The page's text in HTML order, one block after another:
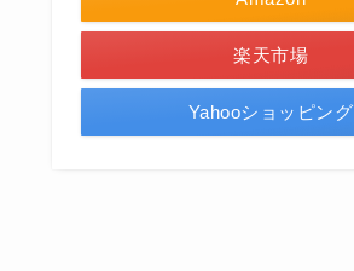
楽天市場
Yahooショッピング